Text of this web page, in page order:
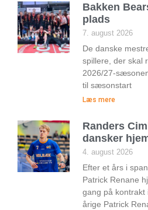
Bakken
plads
7. august 2026
De danske
spillere, der skal
2026/27-
til sæsonstart
Læs mere
Randers
dansker
4. august 2026
Efter et års i
Patrick Renane
gang på kontrakt
årige Patrick